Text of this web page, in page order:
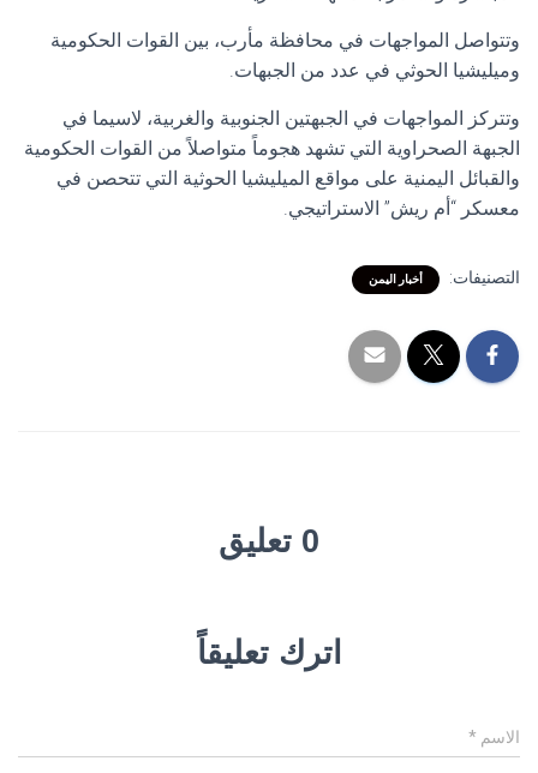
وتتواصل المواجهات في محافظة مأرب، بين القوات الحكومية
وميليشيا الحوثي في عدد من الجبهات.
وتتركز المواجهات في الجبهتين الجنوبية والغربية، لاسيما في
الجبهة الصحراوية التي تشهد هجوماً متواصلاً من القوات الحكومية
والقبائل اليمنية على مواقع الميليشيا الحوثية التي تتحصن في
معسكر “أم ريش” الاستراتيجي.
التصنيفات: أخبار اليمن
0 تعليق
اترك تعليقاً
الاسم *